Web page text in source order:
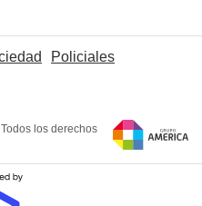
Policiales
los derechos